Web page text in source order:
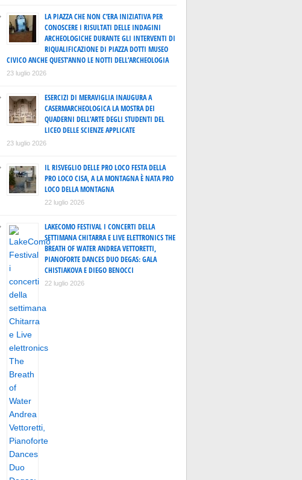
LA PIAZZA CHE NON C’ERA INIZIATIVA PER
CONOSCERE I RISULTATI DELLE INDAGINI
ARCHEOLOGICHE DURANTE GLI INTERVENTI DI
RIQUALIFICAZIONE DI PIAZZA DOTTI MUSEO
CIVICO ANCHE QUEST’ANNO LE NOTTI DELL’ARCHEOLOGIA
23 luglio 2026
ESERCIZI DI MERAVIGLIA INAUGURA A
CASERMARCHEOLOGICA LA MOSTRA DEI
QUADERNI DELL’ARTE DEGLI STUDENTI DEL
LICEO DELLE SCIENZE APPLICATE
23 luglio 2026
IL RISVEGLIO DELLE PRO LOCO FESTA DELLA
PRO LOCO CISA, A LA MONTAGNA È NATA PRO
LOCO DELLA MONTAGNA
22 luglio 2026
LAKECOMO FESTIVAL I CONCERTI DELLA
SETTIMANA CHITARRA E LIVE ELETTRONICS THE
BREATH OF WATER ANDREA VETTORETTI,
PIANOFORTE DANCES DUO DEGAS: GALA
CHISTIAKOVA E DIEGO BENOCCI
22 luglio 2026